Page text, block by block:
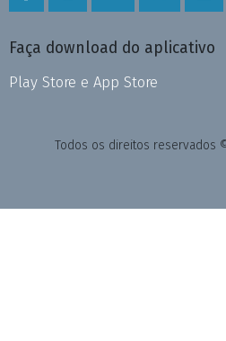
Faça download do aplicativo
Play Store e App Store
Todos os direitos reservados